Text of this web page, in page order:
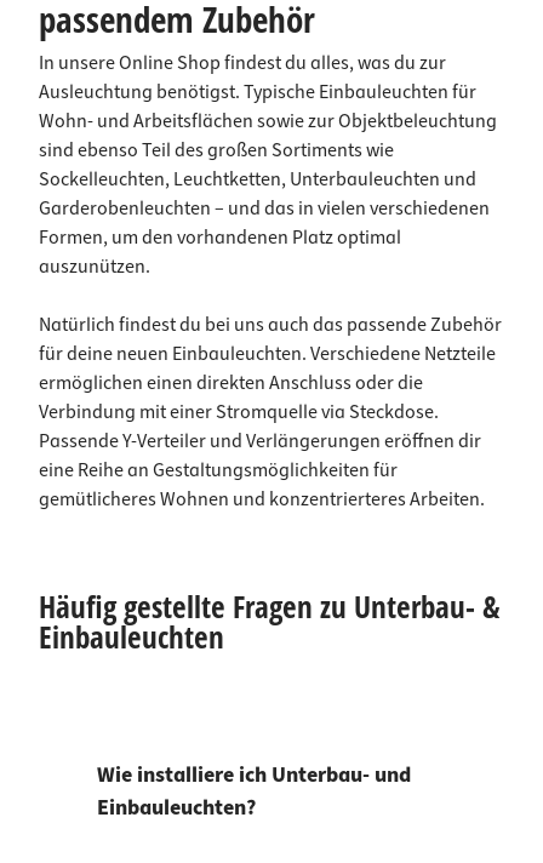
passendem Zubehör
In unsere Online Shop findest du alles, was du zur
Ausleuchtung benötigst. Typische Einbauleuchten für
Wohn- und Arbeitsflächen sowie zur Objektbeleuchtung
sind ebenso Teil des großen Sortiments wie
Sockelleuchten, Leuchtketten, Unterbauleuchten und
Garderobenleuchten – und das in vielen verschiedenen
Formen, um den vorhandenen Platz optimal
auszunützen.
Natürlich findest du bei uns auch das passende Zubehör
für deine neuen Einbauleuchten. Verschiedene Netzteile
ermöglichen einen direkten Anschluss oder die
Verbindung mit einer Stromquelle via Steckdose.
Passende Y-Verteiler und Verlängerungen eröffnen dir
eine Reihe an Gestaltungsmöglichkeiten für
gemütlicheres Wohnen und konzentrierteres Arbeiten.
Häufig gestellte Fragen zu Unterbau- &
Einbauleuchten
Wie installiere ich Unterbau- und
Einbauleuchten?